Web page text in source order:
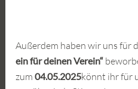
Außerdem haben wir uns für
ein für deinen Verein“
zum04.05.2025könnt ihr für